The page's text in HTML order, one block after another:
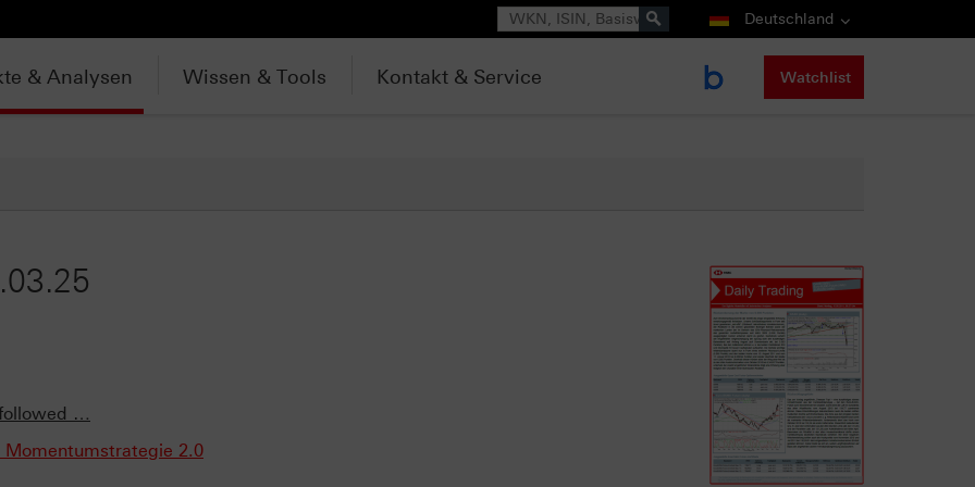
Suche Deutschland
& Analysen Wissen & Tools Kontakt & Service Watchlist
followed …
Momentumstrategie 2.0